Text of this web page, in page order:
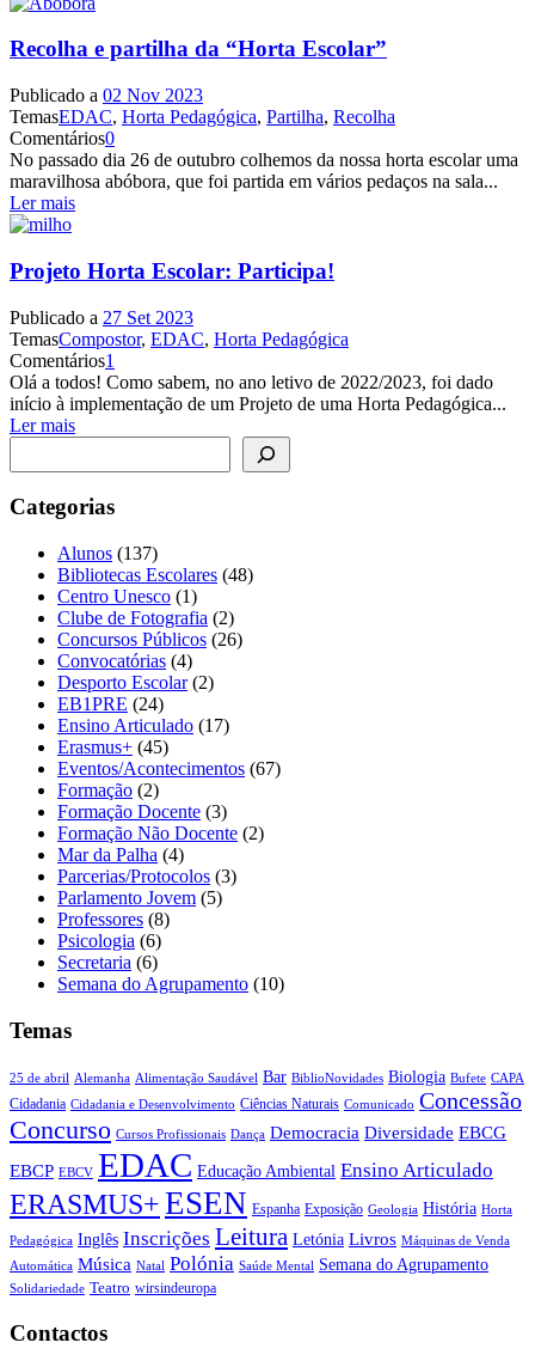
Recolha e partilha da “Horta Escolar”
Publicado a 02 Nov 2023
TemasEDAC, Horta Pedagógica, Partilha, Recolha
Comentários0
No passado dia 26 de outubro colhemos da nossa horta escolar uma
maravilhosa abóbora, que foi partida em vários pedaços na sala...
Ler mais
Projeto Horta Escolar: Participa!
Publicado a 27 Set 2023
TemasCompostor, EDAC, Horta Pedagógica
Comentários1
Olá a todos! Como sabem, no ano letivo de 2022/2023, foi dado
início à implementação de um Projeto de uma Horta Pedagógica...
Ler mais
Categorias
Alunos (137)
Bibliotecas Escolares (48)
Centro Unesco (1)
Clube de Fotografia (2)
Concursos Públicos (26)
Convocatórias (4)
Desporto Escolar(2)
EB1PRE (24)
Ensino Articulado (17)
Erasmus+ (45)
Eventos/Acontecimentos (67)
Formação (2)
Formação Docente (3)
Formação Não Docente (2)
Mar da Palha (4)
Parcerias/Protocolos (3)
Parlamento Jovem (5)
Professores (8)
Psicologia (6)
Secretaria (6)
Semana do Agrupamento (10)
Temas
25 de abril Alemanha Alimentação Saudável Bar BiblioNovidades Biologia Bufete CAPA
Cidadania Cidadania e Desenvolvimento Ciências Naturais Comunicado Concessão
Concurso Cursos Profissionais Dança Democracia Diversidade EBCG
EBCP EBCV EDAC Educação Ambiental Ensino Articulado
ERASMUS+ESEN Espanha Exposição Geologia História Horta
Pedagógica Inglês Inscrições Leitura Letónia Livros Máquinas de Venda
Automática Música Natal Polónia Saúde Mental Semana do Agrupamento
Solidariedade Teatro wirsindeuropa
Contactos